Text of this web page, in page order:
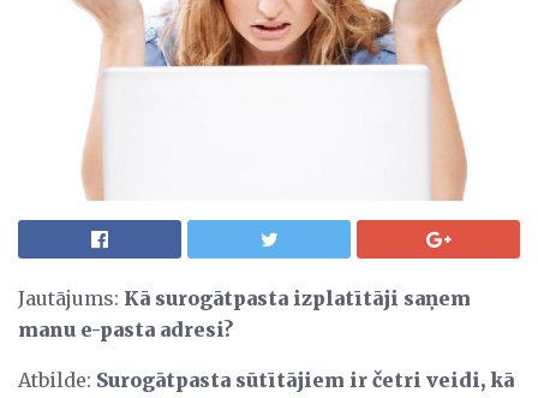
Jautājums: Kā surogātpasta izplatītāji saņem
manu e-pasta adresi?
Atbilde: Surogātpasta sūtītājiem ir četri veidi, kā